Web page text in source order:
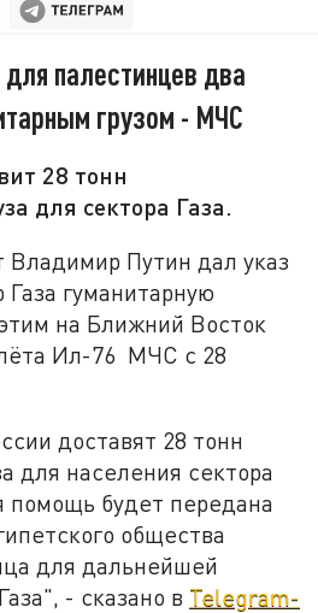
палестинцев два
грузом - МЧС
28 тонн
для сектора Газа.
Владимир Путин дал указ
Газа гуманитарную
на Ближний Восток
Ил-76 МЧС с 28
доставят 28 тонн
для населения сектора
помощь будет передана
общества
для дальнейшей
- сказано в Telegram-